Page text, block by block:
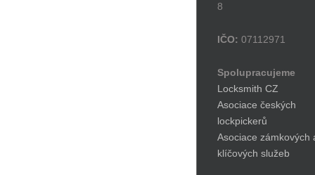
8
IČO: 07112971
Spolupracujeme
Locksmith CZ
Asociace českých
lockpickerů
Asociace zámkových
klíčových služeb